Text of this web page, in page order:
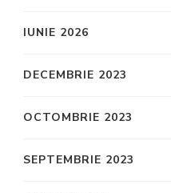
IUNIE 2026
DECEMBRIE 2023
OCTOMBRIE 2023
SEPTEMBRIE 2023